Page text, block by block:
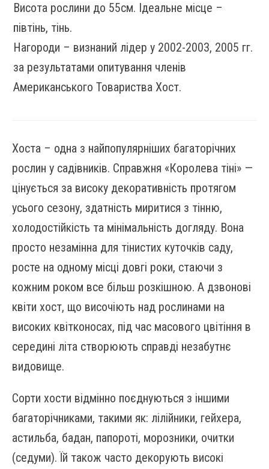
Висота рослини до 55см. Ідеальне місце –
півтінь, тінь.
Нагороди – визнаний лідер у 2002-2003, 2005 гг.
за результатами опитування членів
Американського Товариства Хост.
Хоста – одна з найпопулярніших багаторічних
рослин у садівників. Справжня «Королева тіні» —
цінується за високу декоративність протягом
усього сезону, здатність миритися з тінню,
холодостійкість та мінімальність догляду. Вона
просто незамінна для тінистих куточків саду,
росте на одному місці довгі роки, стаючи з
кожним роком все більш розкішною. А дзвонові
квіти хост, що височіють над рослинами на
високих квітконосах, під час масового цвітіння в
середині літа створюють справді незабутнє
видовище.
Сорти хости відмінно поєднуються з іншими
багаторічниками, такими як: лілійники, гейхера,
астильба, бадан, папороті, морозники, очитки
(седуми). Їй також часто декорують високі